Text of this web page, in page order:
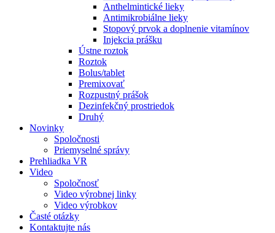
Anthelmintické lieky
Antimikrobiálne lieky
Stopový prvok a doplnenie vitamínov
Injekcia prášku
Ústne roztok
Roztok
Bolus/tablet
Premixovať
Rozpustný prášok
Dezinfekčný prostriedok
Druhý
Novinky
Spoločnosti
Priemyselné správy
Prehliadka VR
Video
Spoločnosť
Video výrobnej linky
Video výrobkov
Časté otázky
Kontaktujte nás